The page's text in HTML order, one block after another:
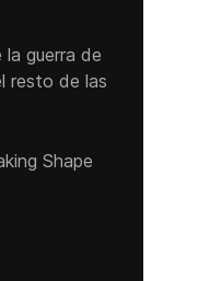
guerra de
resto de las
Shape